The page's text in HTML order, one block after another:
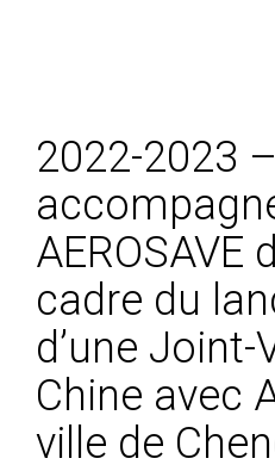
2022-2023
AEROSAVE
cadre du
d’une Joint-
Chine avec
ville de